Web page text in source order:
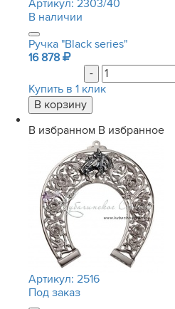
Артикул: 2303/40
В наличии
Ручка "Black series"
16 878
-
Купить в 1 клик
В избранном В избранное
Артикул: 2516
Под заказ